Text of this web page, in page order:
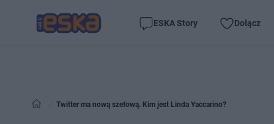
ESKA Story Dołącz
Twitter ma nową szefową. Kim jest Linda Yaccarino?